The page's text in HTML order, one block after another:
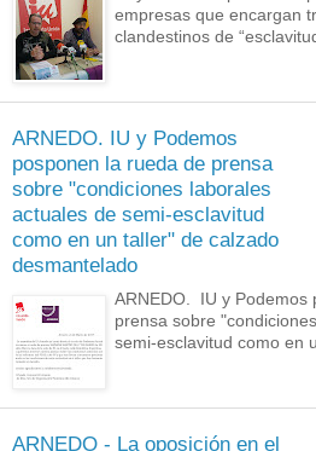
empresas que encargan
clandestinos de
ARNEDO. IU y Podemos
posponen la rueda de prensa
sobre "condiciones laborales
actuales de semi-esclavitud
como en un taller" de calzado
desmantelado
ARNEDO. IU y Podemos
prensa sobre
semi-esclavitud como en
ARNEDO - La oposición en el